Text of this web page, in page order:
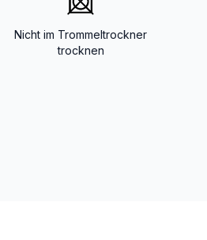
Nicht im Trommeltrockner
trocknen